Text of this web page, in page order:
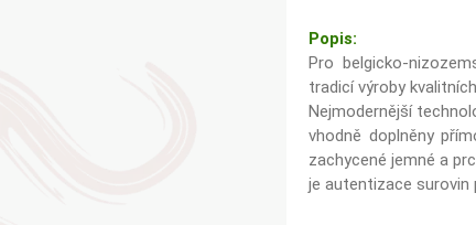
Popis:
Pro belgicko-
tradicí výroby
Nejmodernější
vhodně doplněny
zachycené jemné a
je autentizace surovin